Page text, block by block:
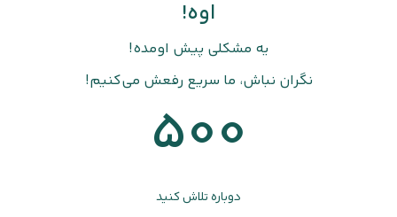
اوه!
یه مشکلی پیش اومده!
نگران نباش، ما سریع رفعش می‌کنیم!
500
دوباره تلاش کنید